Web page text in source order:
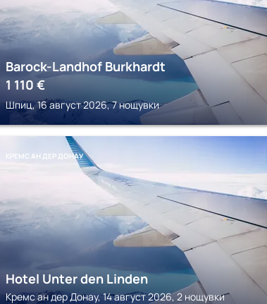
Barock-Landhof Burkhardt
1 110 €
Шпиц, 16 август 2026, 7 нощувки
КРЕМС АН ДЕР ДОНАУ
Hotel Unter den Linden
Кремс ан дер Донау, 14 август 2026, 2 нощувки